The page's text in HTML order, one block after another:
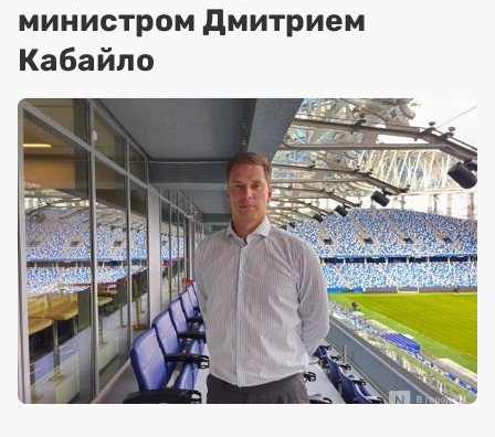
министром Дмитрием
Кабайло